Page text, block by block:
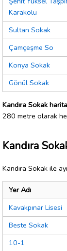
Karakolu
Sultan Sokak
Çamçeşme So
Konya Sokak
Gönül Sokak
Kandıra Sokak
280 metre olarak
Kandıra
Kandıra Sokak ile
Yer Adı
Kavakpınar Lisesi
Beste Sokak
10-1